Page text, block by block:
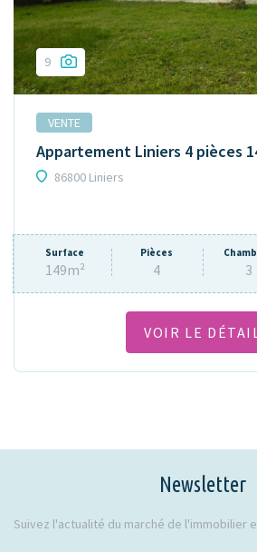
9
VENTE
Appartement Liniers 4 pièces
86800 Liniers
Surface
149m²
Pièces
4 3
VOIR LE
Newsletter
Suivez l'actualité du marché de l'immobilier